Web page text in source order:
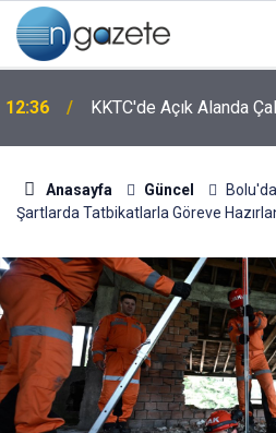
12:36 KKTC'de Açık Alanda
Anasayfa Güncel
Şartlarda Tatbikatlarla Göreve